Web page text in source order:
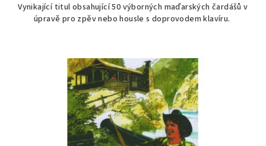
Vynikající titul obsahující 50 výborných maďarských čardášů v
úpravě pro zpěv nebo housle s doprovodem klavíru.